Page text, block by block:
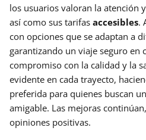
los usuarios valoran la atención
así como sus tarifas accesibles.
con opciones que se adaptan a
garantizando un viaje seguro en
compromiso con la calidad y la
evidente en cada trayecto,
preferida para quienes buscan
amigable. Las mejoras
opiniones positivas.